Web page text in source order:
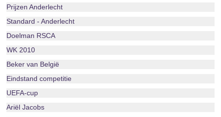
Prijzen Anderlecht
Standard - Anderlecht
Doelman RSCA
WK 2010
Beker van België
Eindstand competitie
UEFA-cup
Ariël Jacobs